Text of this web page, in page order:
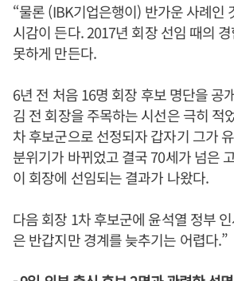
“물론 (IBK기업은행이) 반가운 사례인
시감이 든다. 2017년 회장 선임 때의
못하게 만든다.
6년 전 처음 16명 회장 후보 명단을 공
김 전 회장을 주목하는 시선은 극히 적
차 후보군으로 선정되자 갑자기 그가
분위기가 바뀌었고 결국 70세가 넘은
이 회장에 선임되는 결과가 나왔다.
다음 회장 1차 후보군에 윤석열 정부
은 반갑지만 경계를 늦추기는 어렵다.”